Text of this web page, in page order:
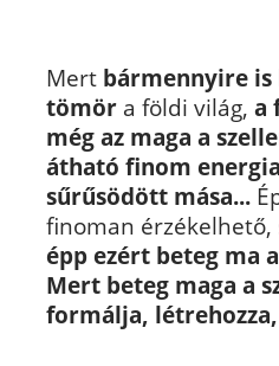
Mert bármennyire is
tömöra földi világ, a
még az maga a
átható finom
sűrűsödött mása...
finoman érzékelhető,
épp ezért beteg ma
Mert beteg maga a
formálja,